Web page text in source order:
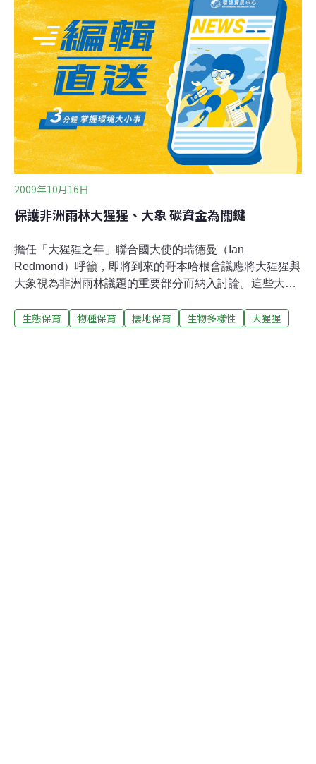
會計（Green Accounting for Indian States Project）與印
度環境信託（Green Indian States Trust, GIST）的發起
人。TEEB是由聯合國環境規劃署主導進行的大規模研究
計畫，並獲得歐盟委員會、德國、英國、挪威、荷蘭與瑞
典的資助。本系列專欄將介紹此一研究計畫中撰寫給
2009年10月16日
保護非洲雨林大猩猩、大象 碳資金為關鍵
擔任「大猩猩之年」聯合國大使的瑞德曼（Ian
Redmond）呼籲，即將到來的哥本哈根會議應將大猩猩與
大象視為非洲雨林議題的重要部分而納入討論。這些大型
地破壞是危害這兩種物種最大的威脅，遷移物種保護公約
生態保育 物種保育 棲地保育 生物多樣性 大猩猩